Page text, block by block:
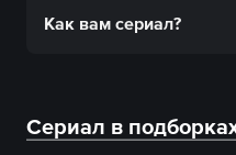
Как вам сериал?
Сериал в